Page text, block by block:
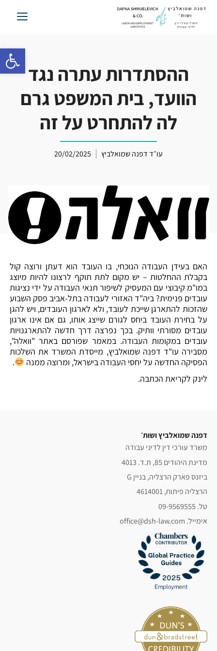
פתח
דלג
ההסתדרות עתרה נגד
הוועד, בית המשפט גרם
לה להתחרט על זה
עו״ד דפנה שמואלביץ 20/02/2025
האם בעידן העבודה הנוכחי, בו העובד הוא דעתן ורוצה קול
בקבלת ההחלטות – יש מקום לתת תוקף לרצונו להיות מיוצג
במו"מ קיבוצי עם המעסיק לשיפור תנאי העבודה על ידי נציגות
עובדים פנימית? ביה"ד האזורי לעבודה בתל-אביב פסק השבוע
שהזכות להתארגן שייכת לעובד, ולא לארגון העובדים, ויש להגן
על בחירת העובד ביחס לגורם שייצג אותו, גם אם אינו ארגון
עובדים מסורתי וותיק. בכך נפרצה דרך חדשה להתארגנויות
עובדים במקומות העבודה. במאמר שפורסם באתר "וואלה",
מסבירה עו"ד דפנה שמואלביץ, מייסדת המשרד את השלכות
הפסיקה החדשה על יחסי העבודה בישראל, ומרוצה ממנה
.
לינק לקריאת הכתבה.
דפנה שמואלביץ ושות׳
משרד עורכי דין לדיני עבודה
מדינת היהודים 85, ת.ד. 4013
ביזנס פארק הרצליה, בניין G
הרצליה פיתוח, 4614001
טל. 09-9569555
אימייל. office@dsh-law.com